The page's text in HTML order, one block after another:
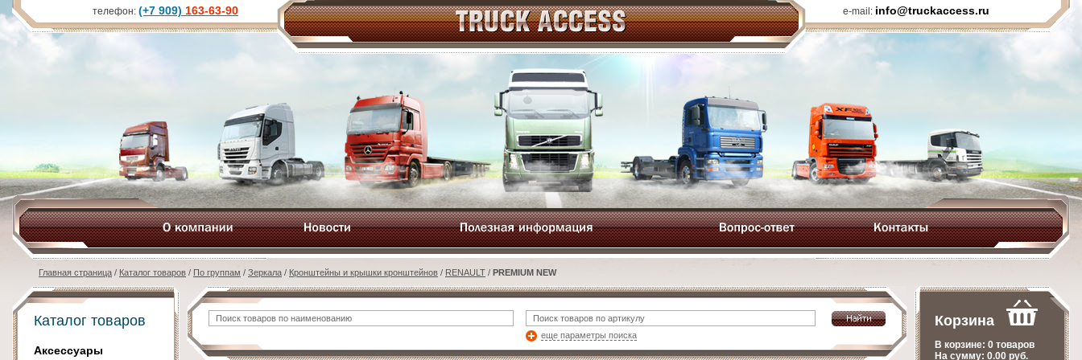
Главная страница / Каталог товаров / По группам / Зеркала / Кронштейны и крышки кронштейнов / RENAULT / PREMIUM NEW
Каталог товаров
Аксессуары
еще параметры поиска
Корзина
В корзине: 0 товаров
На сумму: 0.00 руб.
телефон: (+7 909) 163-63-90 e-mail: info@truckaccess.ru